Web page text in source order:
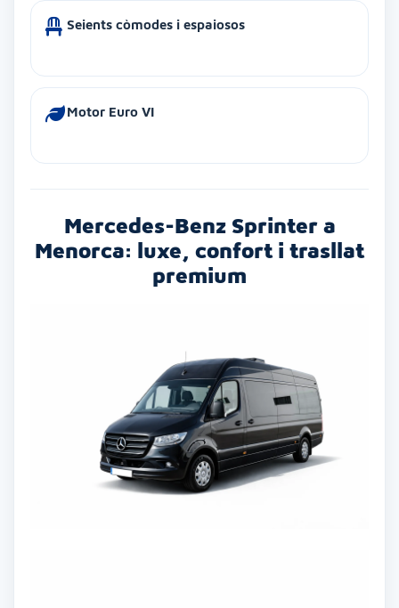
Seients còmodes i espaiosos
Motor Euro VI
Mercedes-Benz Sprinter a
Menorca: luxe, confort i trasllat
premium